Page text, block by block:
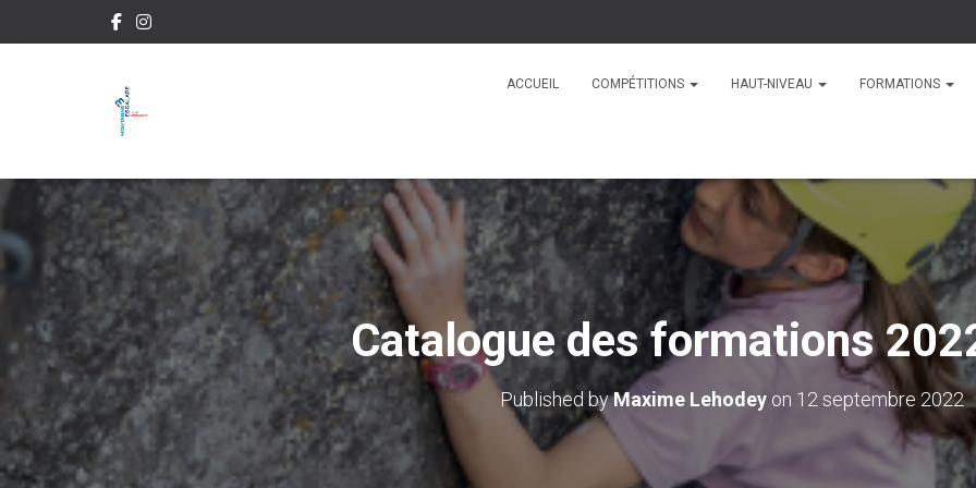
ACCUEIL COMPÉTITIONS HAUT-NIVEAU FORMATIONS
Catalogue des formations
Published byMaxime Lehodey on 12 septembre 2022